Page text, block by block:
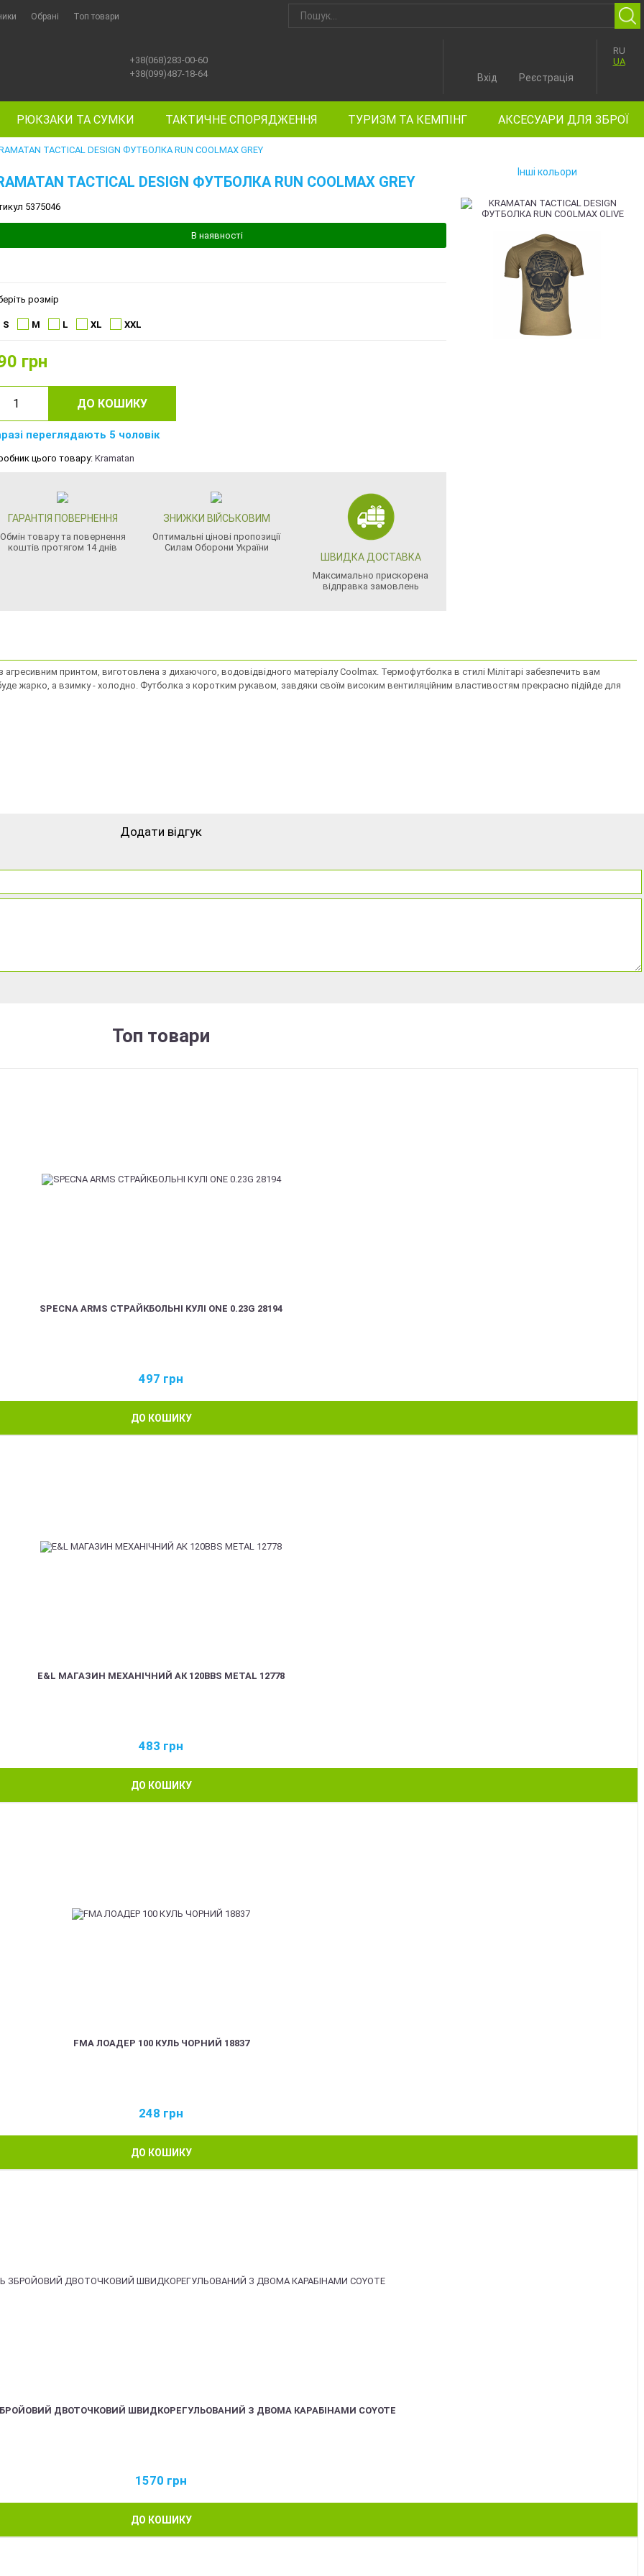
Обрані Топ товари
+38(068)283-00-60
+38(099)487-18-64
RU
UA
Вхід Реєстрація
РЮКЗАКИ ТА СУМКИ ТАКТИЧНЕ СПОРЯДЖЕННЯ ТУРИЗМ ТА КЕМПІНГ АКСЕСУАРИ ДЛЯ ЗБРОЇ
TACTICAL DESIGN ФУТБОЛКА RUN COOLMAX GREY
TACTICAL DESIGN ФУТБОЛКА RUN COOLMAX GREY
5375046
В наявності
розмір
S M L XL XXL
грн
ДО КОШИКУ
переглядають 5 чоловік
цього товару: Kramatan
ГАРАНТІЯ ПОВЕРНЕННЯ
Обмін товару та повернення
коштів протягом 14 днів
ЗНИЖКИ ВІЙСЬКОВИМ
Оптимальні цінові пропозиції
Силам Оборони України
ШВИДКА ДОСТАВКА
Максимально прискорена
відправка замовлень
Інші кольори
принтом, виготовлена з дихаючого, водовідвідного матеріалу Coolmax. Термофутболка в стилі Мілітарі забезпечить вам
жарко, а взимку - холодно. Футболка з коротким рукавом, завдяки своїм високим вентиляційним властивостям прекрасно підійде для
Додати відгук
Топ товари
SPECNA ARMS СТРАЙКБОЛЬНІ КУЛІ ONE 0.23G 28194
497 грн
ДО КОШИКУ
E&L МАГАЗИН МЕХАНІЧНИЙ АК 120BBS METAL 12778
483 грн
ДО КОШИКУ
FMA ЛОАДЕР 100 КУЛЬ ЧОРНИЙ 18837
248 грн
ДО КОШИКУ
ДВОТОЧКОВИЙ ШВИДКОРЕГУЛЬОВАНИЙ З ДВОМА КАРАБІНАМИ COYOTE
1570 грн
ДО КОШИКУ